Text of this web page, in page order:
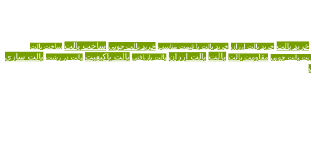
خرید پالت خرید پالت ارزان خرید پالت با قیمت مناسب خرید پالت چوبی ساخت پالت ساخت پالت
پالت چوبی مقاومت پالت پالت پالت ارزان پالت بازیافتی پالت باکیفیت پالت در رشت پالت سازی